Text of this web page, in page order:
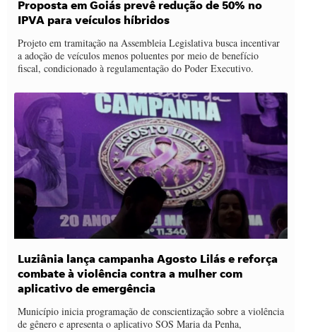
Proposta em Goiás prevê redução de 50% no
IPVA para veículos híbridos
Projeto em tramitação na Assembleia Legislativa busca incentivar
a adoção de veículos menos poluentes por meio de benefício
fiscal, condicionado à regulamentação do Poder Executivo.
Luziânia lança campanha Agosto Lilás e reforça
combate à violência contra a mulher com
aplicativo de emergência
Município inicia programação de conscientização sobre a violência
de gênero e apresenta o aplicativo SOS Maria da Penha,